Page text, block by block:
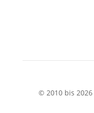
© 2010 bis 2026